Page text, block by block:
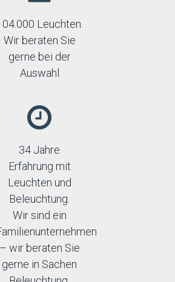
Leuchten.
Wir beraten Sie
gerne bei der
Auswahl
34 Jahre
Erfahrung mit
Leuchten und
Beleuchtung.
Wir sind ein
– wir beraten Sie
gerne in Sachen